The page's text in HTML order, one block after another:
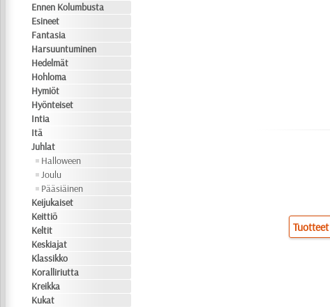
Ennen Kolumbusta
Esineet
Fantasia
Harsuuntuminen
Hedelmät
Hohloma
Hymiöt
Hyönteiset
Intia
Itä
Juhlat
Halloween
Joulu
Pääsiäinen
Keijukaiset
Keittiö
Keltit
Keskiajat
Klassikko
Koralliriutta
Kreikka
Kukat
Tuotteet